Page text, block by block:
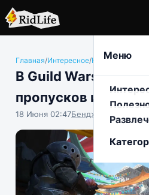
Меню
Главная/Интересное/Компьютерные
В Guild Wars 3 не
пропусков и
18 Июня 02:47Бенджамин